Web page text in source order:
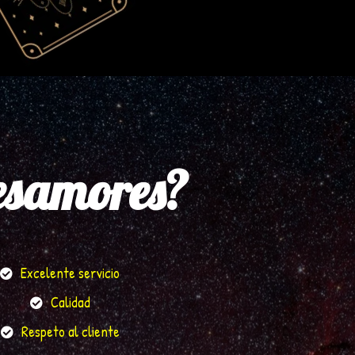
Excelente servicio
Calidad
Respeto al cliente